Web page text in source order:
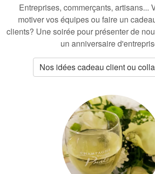
Entreprises, commerçants, artisans...
motiver vos équipes ou faire un
clients? Une soirée pour présenter de
un anniversaire
Nos idées cadeau client ou